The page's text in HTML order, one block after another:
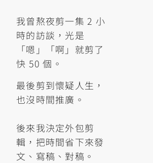
我曾熬夜剪一集 2 小
時的訪談，光是
「嗯」「啊」就剪了
快 50 個。
最後剪到懷疑人生，
也沒時間推廣。
後來我決定外包剪
輯，把時間省下來發
文、寫稿、對稿。